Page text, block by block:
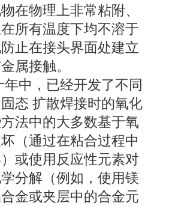
在物理上非常粘附、
所有温度下均不溶于
止在接头界面处建立
属接触。
中，已经开发了不同
态 扩散焊接时的氧化
法中的大多数基于氧
（通过在粘合过程中
或使用反应性元素对
分解（例如，使用镁
金或夹层中的合金元